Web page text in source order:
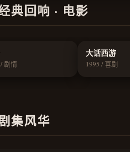
典回响 · 电影
剧情
大话西游
1995 / 喜剧
集风华